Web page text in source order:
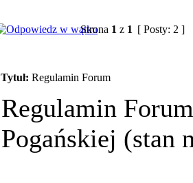
Strona 1 z 1 [ Posty: 2 ]
Tytuł: Regulamin Forum
Regulamin
Pogańskiej (stan